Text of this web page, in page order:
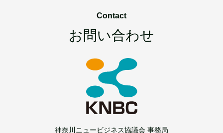
Contact
お問い合わせ
神奈川ニュービジネス協議会 事務局